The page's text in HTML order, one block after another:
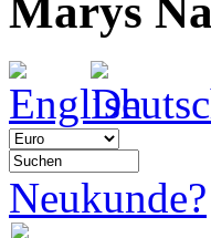
Marys
Neukunde?